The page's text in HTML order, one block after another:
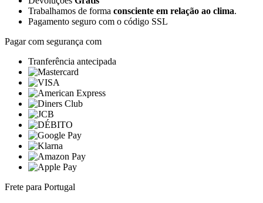
Trabalhamos de forma consciente em relação ao clima.
Pagamento seguro com o código SSL
Pagar com segurança com
Tranferência antecipada
Frete para Portugal